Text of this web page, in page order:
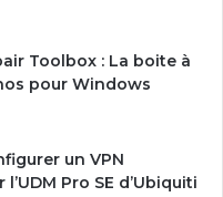
Toolbox : La boite à
pour Windows
un VPN
Pro SE d’Ubiquiti